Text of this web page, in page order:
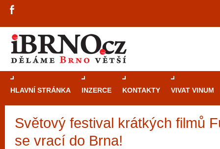
HLAVNÍ STRÁNKA INZERCE KONTAKTY VIVAT VINUM
Světový festival krátkých filmů
se vrací do Brna!
Průvodce